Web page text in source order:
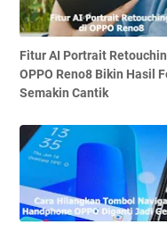
Fitur AI Portrait
OPPO Reno8 Bikin Hasil
Semakin Cantik